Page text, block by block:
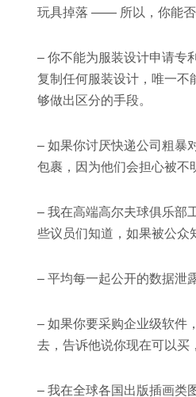
玩具掉落 —— 所以，你能否
– 你不能为服装设计申请专
复制任何服装设计，唯一
够做出区分的手段。
– 如果你讨厌快递公司粗暴
包裹，因为他们会担心被不
– 我在高端高尔夫球俱乐部
些议员们知道，如果被公
– 平均每一起公开的数据泄
– 如果你要采购企业级软件
去，告诉他说你现在可以
– 我在全球各国出版插画类